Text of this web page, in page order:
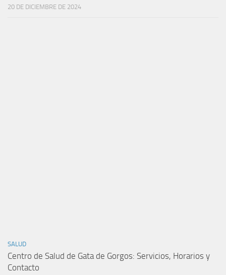
20 DE DICIEMBRE DE 2024
SALUD
Centro de Salud de Gata de Gorgos: Servicios, Horarios y
Contacto